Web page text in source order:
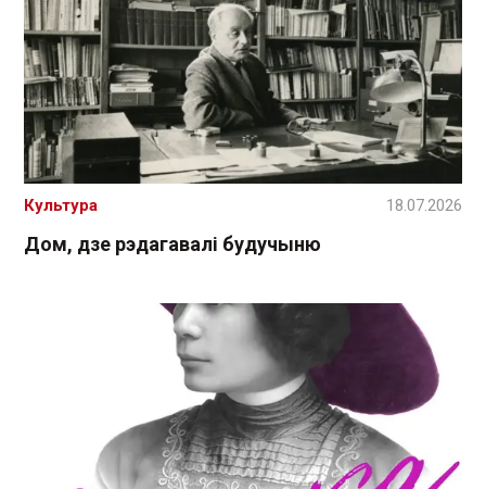
Дом, дзе рэдагавалі будучыню
Культура 18.07.2026